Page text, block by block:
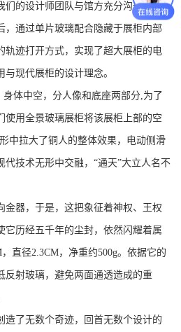
们的设计师团队与馆方充分沟通、了
，通过单片玻璃配合隐藏于展柜内部
轨迹打开方式，实现了超大展柜的电
现代展柜的设计理念。
身体中空，分人像和底座两部分,为了
使用全景玻璃展柜将该展柜上部的空
中拉大了铜人的整体效果，电动侧滑
代技术无形中交融，“通天”大立人名不
金器，于是，这把象征着神权、王权
它历经五千年的尘封，依然闪耀着属
直径2.3CM，净重约500g。依据它的
反射玻璃，避免两面通透造成的重
造了无数个奇迹，回首无数个设计的